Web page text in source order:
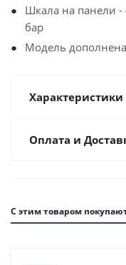
Шкала на панели -
бар
Модель
Характеристики
Оплата и
С этим товаром